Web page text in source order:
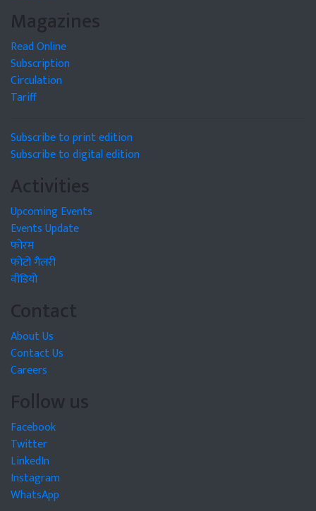
Magazines
Read Online
Subscription
Circulation
Tariff
Subscribe to print edition
Subscribe to digital edition
Activities
Upcoming Events
Events Update
फोरम
फोटो गैलरी
वीडियो
Contact
About Us
Contact Us
Careers
Follow us
Facebook
Twitter
LinkedIn
Instagram
WhatsApp